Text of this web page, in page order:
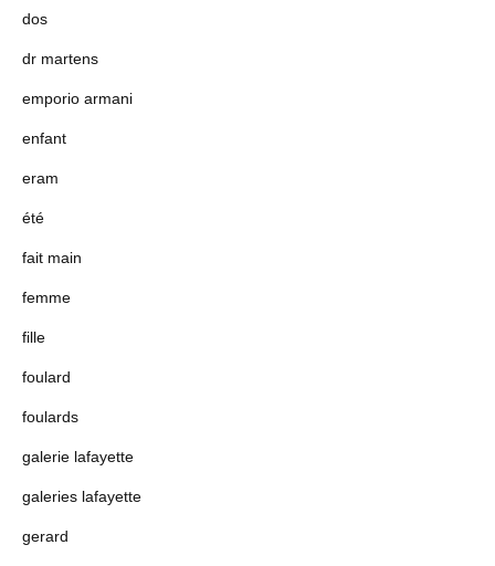
dos
dr martens
emporio armani
enfant
eram
été
fait main
femme
fille
foulard
foulards
galerie lafayette
galeries lafayette
gerard